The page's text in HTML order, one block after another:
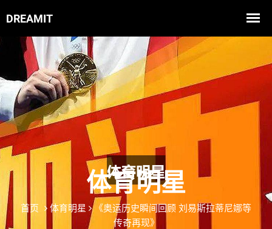
体育明星
首页 体育明星
《奥运历史瞬间回顾 刘易斯拉蒂尼娜等
传奇再现》